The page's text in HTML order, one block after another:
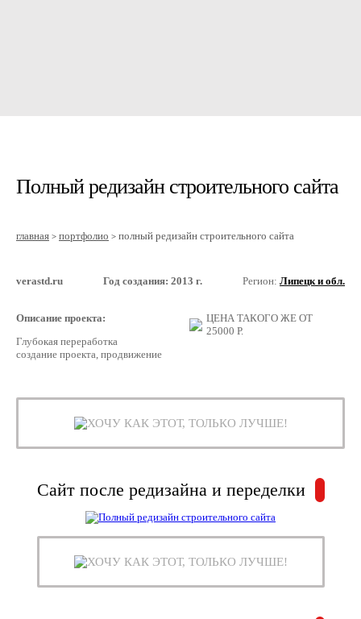
Полный редизайн строительного сайта
главная > портфолио > полный редизайн строительного сайта
verastd.ru Год создания: 2013 г. Регион: Липецк и обл.
Описание проекта:
Глубокая переработка
создание проекта, продвижение
ЦЕНА ТАКОГО ЖЕ ОТ
25000 Р.
ХОЧУ КАК ЭТОТ, ТОЛЬКО ЛУЧШЕ!
Сайт после редизайна и переделки
ХОЧУ КАК ЭТОТ, ТОЛЬКО ЛУЧШЕ!